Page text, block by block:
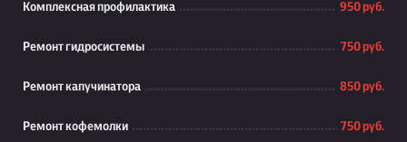
Комплексная профилактика 950 руб.
Ремонт гидросистемы 750 руб.
Ремонт капучинатора 850 руб.
Ремонт кофемолки 750 руб.